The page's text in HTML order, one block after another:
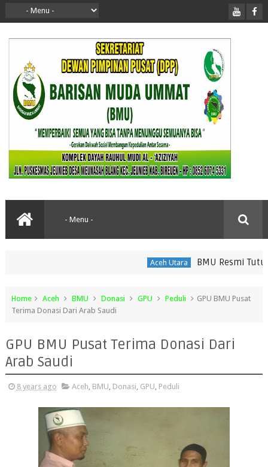
Aceh Utara BMU Resmi Tutup
Home Aceh BMU Donasi GPU Peduli
GPU BMU Pusat
Terima Donasi Dari Arab Saudi
GPU BMU Pusat Terima Donasi Dari
Arab Saudi
8 years ago Aceh, BMU, Donasi, GPU, Peduli